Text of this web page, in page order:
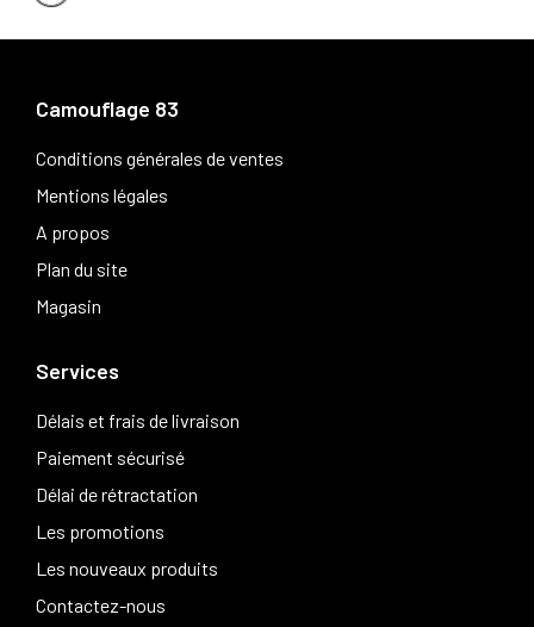
Camouflage 83
Conditions générales de ventes
Mentions légales
A propos
Plan du site
Magasin
Services
Délais et frais de livraison
Paiement sécurisé
Délai de rétractation
Les promotions
Les nouveaux produits
Contactez-nous